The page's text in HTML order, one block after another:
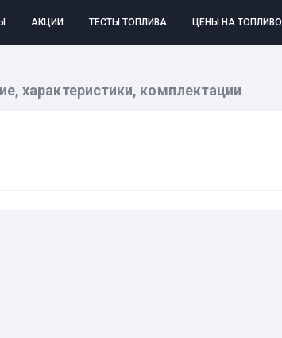
АКЦИИ ТЕСТЫ ТОПЛИВА ЦЕНЫ НА ТОПЛИВО
характеристики, комплектации